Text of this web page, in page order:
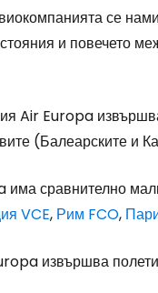
се
и повечето
Air Europa
(Балеарските и
сравнително
VCE, Рим FCO,
извършва